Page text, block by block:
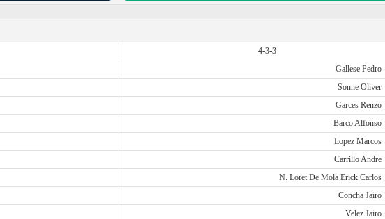
4-3-3
Gallese Pedro
Sonne Oliver
Garces Renzo
Barco Alfonso
Lopez Marcos
Carrillo Andre
N. Loret De Mola Erick Carlos
Concha Jairo
Velez Jairo